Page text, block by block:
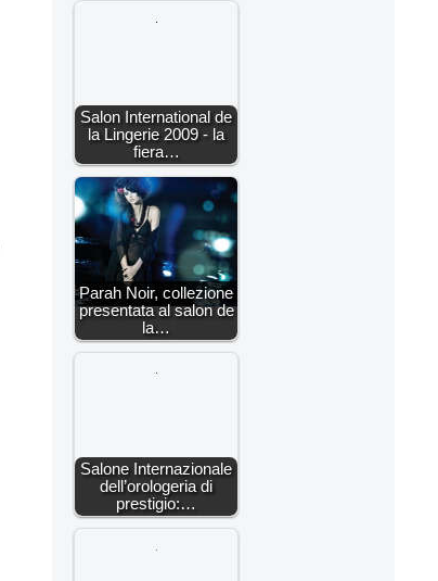
Salon International de
la Lingerie 2009 - la
fiera…
Parah Noir, collezione
presentata al salon de
la…
Salone Internazionale
dell’orologeria di
prestigio:…